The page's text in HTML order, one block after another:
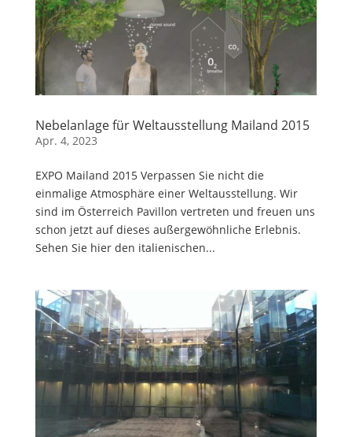
Nebelanlage für Weltausstellung Mailand 2015
Apr. 4, 2023
EXPO Mailand 2015 Verpassen Sie nicht die
einmalige Atmosphäre einer Weltausstellung. Wir
sind im Österreich Pavillon vertreten und freuen uns
schon jetzt auf dieses außergewöhnliche Erlebnis.
Sehen Sie hier den italienischen...